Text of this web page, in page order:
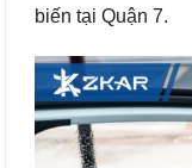
biến tại Quận 7.